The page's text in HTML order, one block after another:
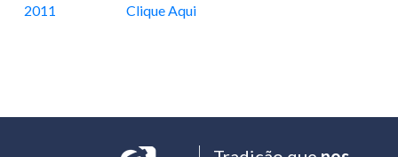
2011 Clique Aqui